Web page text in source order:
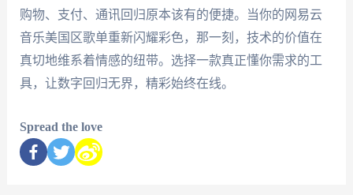
购物、支付、通讯回归原本该有的便捷。当你的网易云
音乐美国区歌单重新闪耀彩色，那一刻，技术的价值在
真切地维系着情感的纽带。选择一款真正懂你需求的工
具，让数字回归无界，精彩始终在线。
Spread the love